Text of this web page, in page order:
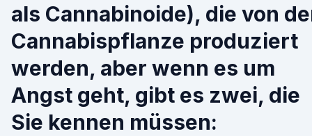
als Cannabinoide), die von
Cannabispflanze produziert
werden, aber wenn es um
Angst geht, gibt es zwei, die
Sie kennen müssen: